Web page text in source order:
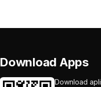
Download Apps
Download